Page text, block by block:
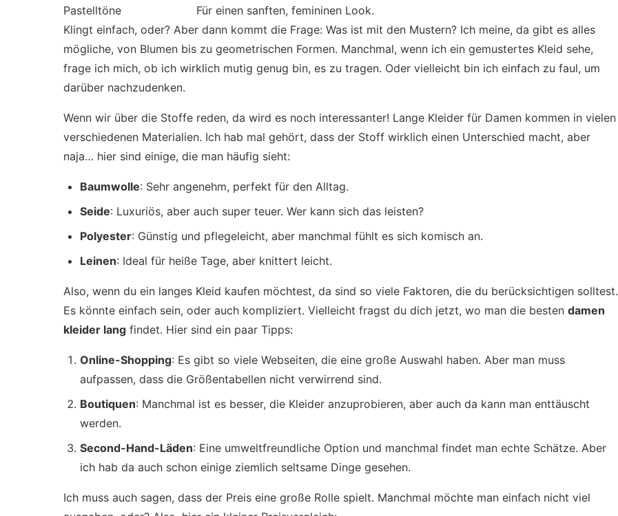
Pastelltöne
Für einen sanften, femininen Look.
Klingt einfach, oder? Aber dann kommt die Frage: Was ist mit den Mustern? Ich meine, da gibt es alles
mögliche, von Blumen bis zu geometrischen Formen. Manchmal, wenn ich ein gemustertes Kleid sehe,
frage ich mich, ob ich wirklich mutig genug bin, es zu tragen. Oder vielleicht bin ich einfach zu faul, um
darüber nachzudenken.
Wenn wir über die Stoffe reden, da wird es noch interessanter! Lange Kleider für Damen kommen in vielen
verschiedenen Materialien. Ich hab mal gehört, dass der Stoff wirklich einen Unterschied macht, aber
naja… hier sind einige, die man häufig sieht:
Baumwolle: Sehr angenehm, perfekt für den Alltag.
Seide: Luxuriös, aber auch super teuer. Wer kann sich das leisten?
Polyester: Günstig und pflegeleicht, aber manchmal fühlt es sich komisch an.
Leinen: Ideal für heiße Tage, aber knittert leicht.
Also, wenn du ein langes Kleid kaufen möchtest, da sind so viele Faktoren, die du berücksichtigen solltest.
Es könnte einfach sein, oder auch kompliziert. Vielleicht fragst du dich jetzt, wo man die besten damen
kleider lang findet. Hier sind ein paar Tipps:
Online-Shopping: Es gibt so viele Webseiten, die eine große Auswahl haben. Aber man muss
aufpassen, dass die Größentabellen nicht verwirrend sind.
Boutiquen: Manchmal ist es besser, die Kleider anzuprobieren, aber auch da kann man enttäuscht
werden.
Second-Hand-Läden: Eine umweltfreundliche Option und manchmal findet man echte Schätze. Aber
ich hab da auch schon einige ziemlich seltsame Dinge gesehen.
Ich muss auch sagen, dass der Preis eine große Rolle spielt. Manchmal möchte man einfach nicht viel